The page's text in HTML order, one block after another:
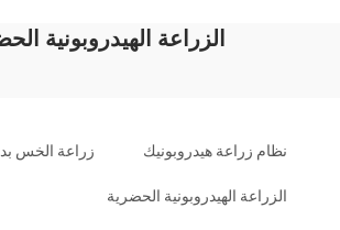
الزراعة الهيدروبونية
نظام زراعة هيدروبونيك زراعة الخس
الزراعة الهيدروبونية الحضرية